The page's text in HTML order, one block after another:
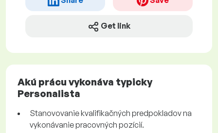
Get link
Akú prácu vykonáva typicky
Personalista
Stanovovanie kvalifikačných predpokladov na
vykonávanie pracovných pozícií.